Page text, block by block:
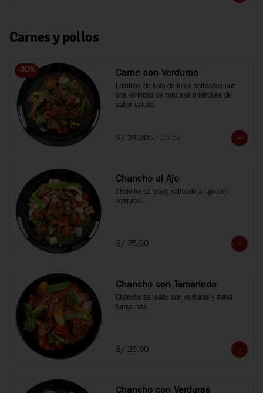
Carnes y pollos
-30% Carne con Verduras
Laminas de bola de lomo salteadas con
una variedad de verduras orientales de
sabor salado.
S/ 24.90S/ 35.57
Chancho al Ajo
Chancho salteado salteado al ajo con
verduras.
S/ 25.90
Chancho con Tamarindo
Chancho salteado con verduras y salsa
tamarindo.
S/ 25.90